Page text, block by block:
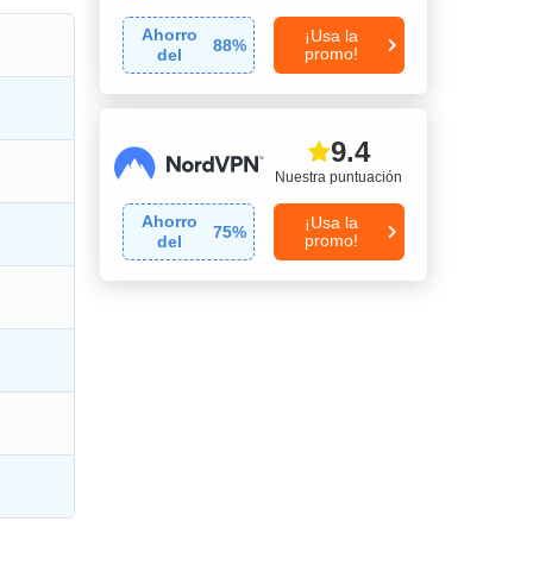
Ahorro
del
88%
¡Usa la
promo!
Nuestra puntuación
9.4
Ahorro
del
75%
¡Usa la
promo!